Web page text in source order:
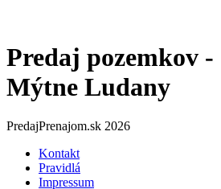
Predaj pozemkov -
Mýtne Ludany
PredajPrenajom.sk 2026
Kontakt
Pravidlá
Impressum